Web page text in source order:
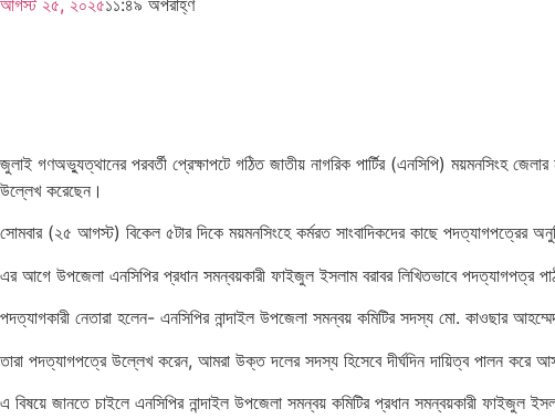
আগস্ট ২৫, ২০২৫১১:৪৯ অপরাহ্ণ
জুলাই গণঅভ্যুত্থানের পরবর্তী প্রেক্ষাপটে গঠিত জাতীয় নাগরিক পার্টির (এনসিপি) ময়মনসিংহ
উল্লেখ করেছেন।
সোমবার (২৫ আগস্ট) বিকেল ৫টার দিকে ময়মনসিংহে কর্মরত সাংবাদিকদের কাছে পদত্যাগপত্রের
এর আগে উপজেলা এনসিপির প্রধান সমন্বয়কারী ফাইজুল ইসলাম বরাবর লিখিতভাবে পদত্যাগপত্র
পদত্যাগকারী নেতারা হলেন- এনসিপির নান্দাইল উপজেলা সমন্বয় কমিটির সদস্য মো. কাওছার
তারা পদত্যাগপত্রে উল্লেখ করেন, আমরা উক্ত দলের সদস্য হিসেবে দীর্ঘদিন দায়িত্ব পালন করে
এ বিষয়ে জানতে চাইলে এনসিপির নান্দাইল উপজেলা সমন্বয় কমিটির প্রধান সমন্বয়কারী ফাইজুল